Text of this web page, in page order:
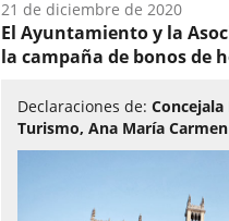
Fecha
del
audio:
21 de diciembre de 2020
El Ayuntamiento y la
la campaña de bonos de
Declaraciones de:
Turismo, Ana María